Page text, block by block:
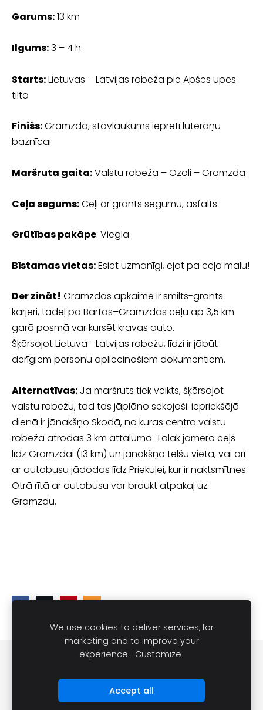
Garums:13 km
Ilgums:3 – 4 h
Starts:Lietuvas – Latvijas robeža pie Apšes upes
tilta
Finišs:Gramzda, stāvlaukums iepretī luterāņu
baznīcai
Maršruta gaita:Valstu robeža – Ozoli – Gramzda
Ceļa segums:Ceļi ar grants segumu, asfalts
Grūtības pakāpe: Viegla
Bīstamas vietas:Esiet uzmanīgi, ejot pa ceļa malu!
Der zināt! Gramzdas apkaimē ir smilts-grants
karjeri, tādēļ pa Bārtas–Gramzdas ceļu ap 3,5 km
garā posmā var kursēt kravas auto.
Šķērsojot Lietuva –Latvijas robežu, līdzi ir jābūt
derīgiem personu apliecinošiem dokumentiem.
Alternatīvas: Ja maršruts tiek veikts, šķērsojot
valstu robežu, tad tas jāplāno sekojoši: iepriekšējā
dienā ir jānakšņo Skodā, no kuras centra valstu
robeža atrodas 3 km attālumā. Tālāk jāmēro ceļš
līdz Gramzdai (13 km) un jānakšņo telšu vietā, vai arī
ar autobusu jādodas līdz Priekulei, kur ir naktsmītnes.
Otrā rītā ar autobusu var braukt atpakaļ uz
Gramzdu.
DARĪT UN REDZĒT Sīkdatnes
We use cookies to deliver services, for
marketing and to improve your
experience. Customize
Accept all